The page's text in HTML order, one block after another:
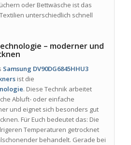
oder Bettwäsche ist das
unterschiedlich schnell
– moderner und
Samsung DV90DG6845HHU3
ist die
. Diese Technik arbeitet
Abluft- oder einfache
und eignet sich besonders gut
Für Euch bedeutet das: Die
Temperaturen getrocknet
behandelt. Gerade bei